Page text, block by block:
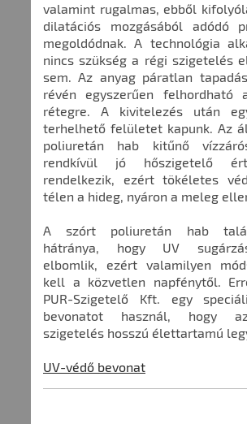
valamint rugalmas, ebből
dilatációs mozgásából adódó
megoldódnak. A technológia
nincs szükség a régi szigetelés
sem. Az anyag páratlan
révén egyszerűen felhordható
rétegre. A kivitelezés után
terhelhető felületet kapunk. Az
poliuretán hab kitűnő
rendkívül jó hőszigetelő
rendelkezik, ezért tökéletes
télen a hideg, nyáron a meleg
A szórt poliuretán hab
hátránya, hogy UV
elbomlik, ezért valamilyen
kell a közvetlen napfénytől.
PUR-Szigetelő Kft. egy
bevonatot használ, hogy
szigetelés hosszú élettartamú
UV-védő bevonat